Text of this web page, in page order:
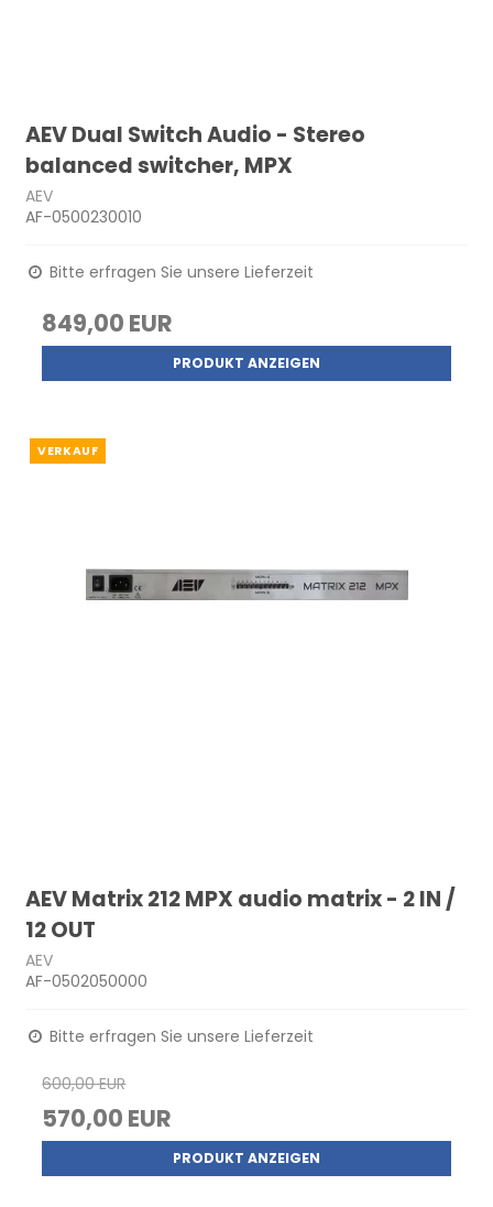
AEV Dual Switch Audio - Stereo
balanced switcher, MPX
AEV
AF-0500230010
Bitte erfragen Sie unsere Lieferzeit
849,00 EUR
PRODUKT ANZEIGEN
VERKAUF
AEV Matrix 212 MPX audio matrix - 2 IN /
12 OUT
AEV
AF-0502050000
Bitte erfragen Sie unsere Lieferzeit
600,00 EUR
570,00 EUR
PRODUKT ANZEIGEN